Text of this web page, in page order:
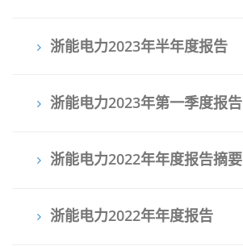
浙能电力2023年半年度报告
浙能电力2023年第一季度报告
浙能电力2022年年度报告摘要
浙能电力2022年年度报告